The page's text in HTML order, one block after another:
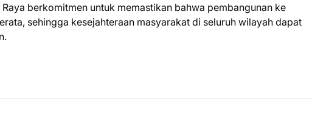
berkomitmen untuk memastikan bahwa pembangunan ke
sehingga kesejahteraan masyarakat di seluruh wilayah dapat